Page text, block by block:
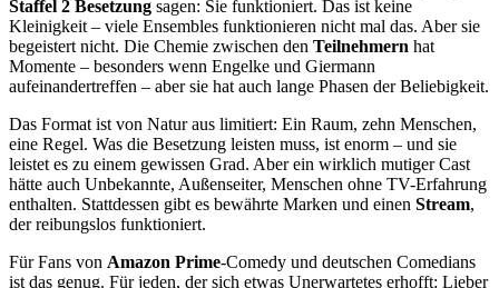
Staffel 2 Besetzung sagen: Sie funktioniert. Das ist keine
Kleinigkeit – viele Ensembles funktionieren nicht mal das. Aber sie
begeistert nicht. Die Chemie zwischen den Teilnehmern hat
Momente – besonders wenn Engelke und Giermann
aufeinandertreffen – aber sie hat auch lange Phasen der Beliebigkeit.
Das Format ist von Natur aus limitiert: Ein Raum, zehn Menschen,
eine Regel. Was die Besetzung leisten muss, ist enorm – und sie
leistet es zu einem gewissen Grad. Aber ein wirklich mutiger Cast
hätte auch Unbekannte, Außenseiter, Menschen ohne TV-Erfahrung
enthalten. Stattdessen gibt es bewährte Marken und einen Stream,
der reibungslos funktioniert.
Für Fans von Amazon Prime-Comedy und deutschen Comedians
ist das genug. Für jeden, der sich etwas Unerwartetes erhofft: Lieber